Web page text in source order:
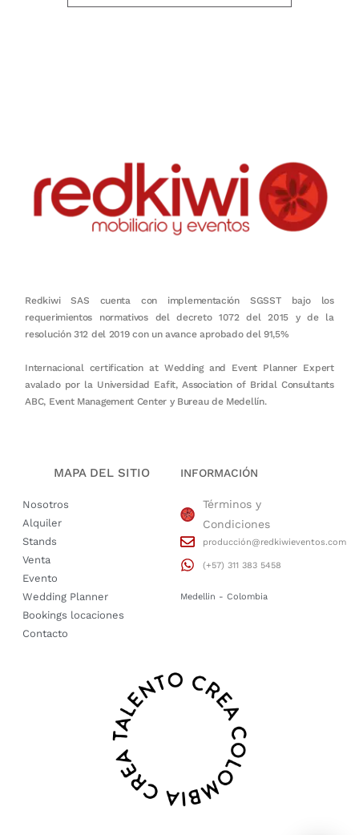
Redkiwi SAS cuenta con implementación SGSST bajo los
requerimientos normativos del decreto 1072 del 2015 y de la
resolución 312 del 2019 con un avance aprobado del 91,5%
Internacional certification at Wedding and Event Planner Expert
avalado por la Universidad Eafit, Association of Bridal Consultants
ABC, Event Management Center y Bureau de Medellín.
MAPA DEL SITIO
Nosotros
Alquiler
Stands
Venta
Evento
Wedding Planner
Bookings locaciones
Contacto
INFORMACIÓN
Términos y
Condiciones
producción@redkiwieventos.com
(+57) 311 383 5458
Medellin - Colombia